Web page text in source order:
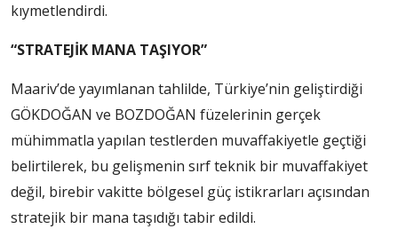
kıymetlendirdi.
“STRATEJİK MANA TAŞIYOR”
Maariv’de yayımlanan tahlilde, Türkiye’nin geliştirdiği
GÖKDOĞAN ve BOZDOĞAN füzelerinin gerçek
mühimmatla yapılan testlerden muvaffakiyetle geçtiği
belirtilerek, bu gelişmenin sırf teknik bir muvaffakiyet
değil, birebir vakitte bölgesel güç istikrarları açısından
stratejik bir mana taşıdığı tabir edildi.